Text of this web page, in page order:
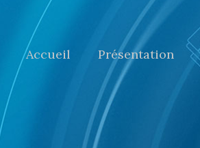
Accueil Présentation